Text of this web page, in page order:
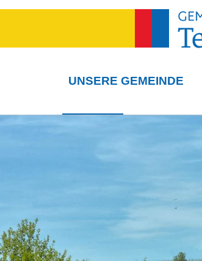
UNSERE GEMEINDE